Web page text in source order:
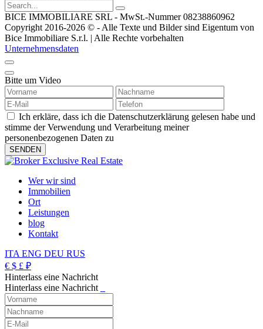
BICE IMMOBILIARE SRL - MwSt.-Nummer 08238860962
Copyright 2016-2026 © - Alle Texte und Bilder sind Eigentum von
Bice Immobiliare S.r.l. | Alle Rechte vorbehalten
Unternehmensdaten
Bitte um Video
Ich erkläre, dass ich die Datenschutzerklärung gelesen habe und
stimme der Verwendung und Verarbeitung meiner
personenbezogenen Daten zu
Wer wir sind
Immobilien
Ort
Leistungen
blog
Kontakt
ITA ENG DEU RUS
€ $ £ ₽
Hinterlass eine Nachricht
Hinterlass eine Nachricht